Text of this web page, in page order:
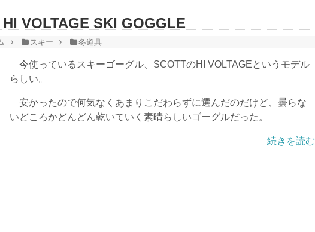
VOLTAGE SKI GOGGLE
スキー 冬道具
今使っているスキーゴーグル、SCOTTのHI VOLTAGEというモデル
らしい。
安かったので何気なくあまりこだわらずに選んだのだけど、曇らな
いどころかどんどん乾いていく素晴らしいゴーグルだった。
続きを読む